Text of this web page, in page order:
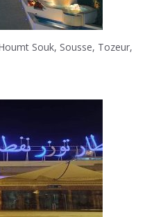
Souk, Sousse, Tozeur,